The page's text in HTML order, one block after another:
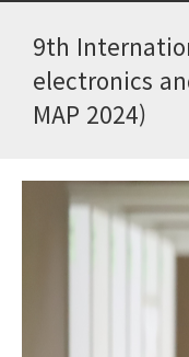
9th
electronics
MAP 2024)